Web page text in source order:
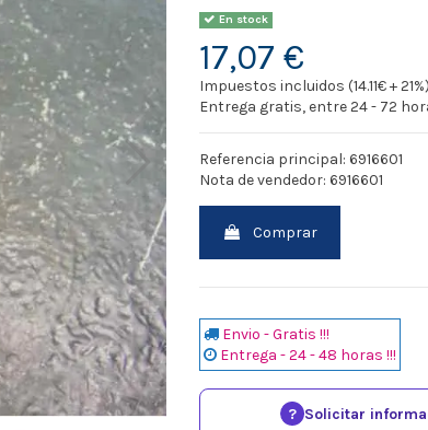
En stock
17,07 €
Impuestos incluidos (14.11€ + 21%)
Entrega gratis, entre 24 - 72
Referencia principal: 6916601
Nota de vendedor: 6916601
Comprar
Envio - Gratis !!!
Entrega - 24 - 48 horas !!!
? Solicitar